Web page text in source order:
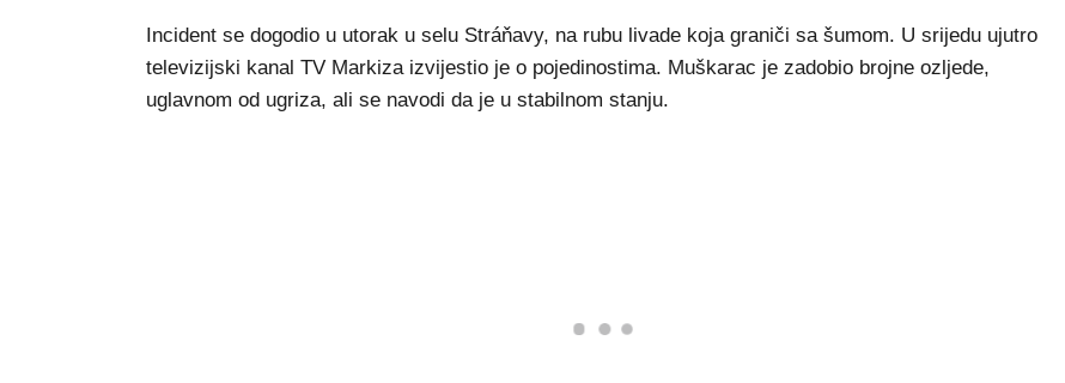
Incident se dogodio u utorak u selu Stráňavy, na rubu livade koja graniči sa šumom. U srijedu ujutro
televizijski kanal TV Markiza izvijestio je o pojedinostima. Muškarac je zadobio brojne ozljede,
uglavnom od ugriza, ali se navodi da je u stabilnom stanju.